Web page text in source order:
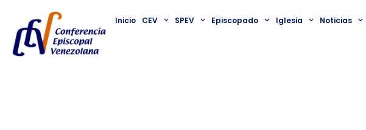
Inicio CEV SPEV Episcopado Iglesia Noticias